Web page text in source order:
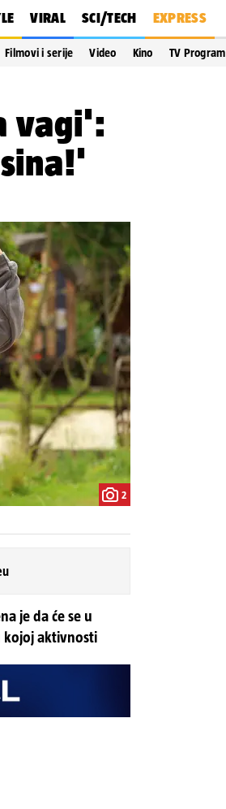
VIRAL SCI/TECH EXPRESS
Filmovi i serije Video Kino TV Program
vagi':
2
je da će se u
kojoj aktivnosti